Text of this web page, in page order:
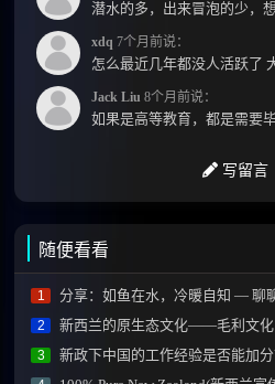
xdq 7个月前说：
Jack Liu 8个月前说：
写留言
随便看看
1 分享：如鱼在水，冷暖自知 — 聊
2 新西兰的原生态文化——毛利文化
3 新政下中国的工作经验是否能加分